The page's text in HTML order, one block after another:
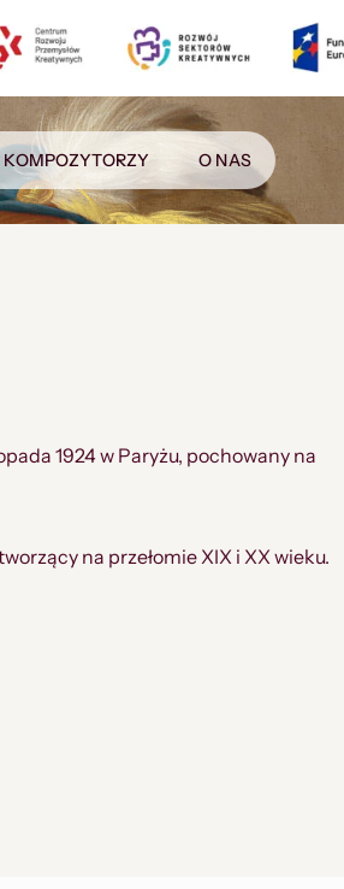
KOMPOZYTORZY O NAS
1924 w Paryżu, pochowany na
na przełomie XIX i XX wieku.